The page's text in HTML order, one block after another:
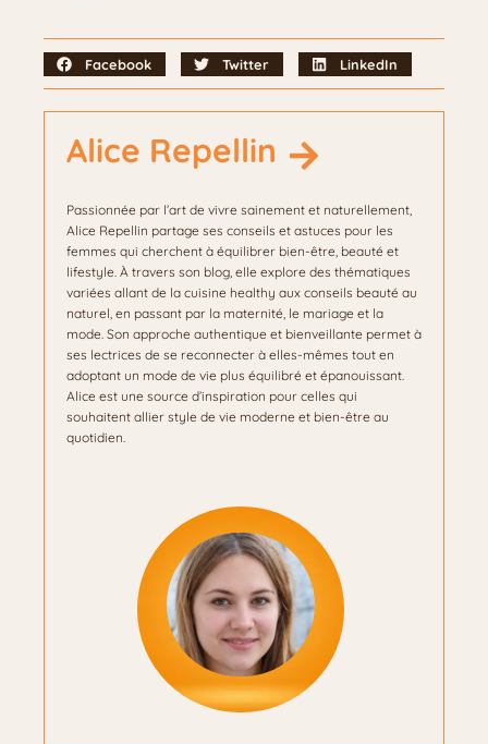
Facebook Twitter LinkedIn
Alice Repellin
Passionnée par l’art de vivre sainement et naturellement,
Alice Repellin partage ses conseils et astuces pour les
femmes qui cherchent à équilibrer bien-être, beauté et
lifestyle. À travers son blog, elle explore des thématiques
variées allant de la cuisine healthy aux conseils beauté au
naturel, en passant par la maternité, le mariage et la
mode. Son approche authentique et bienveillante permet à
ses lectrices de se reconnecter à elles-mêmes tout en
adoptant un mode de vie plus équilibré et épanouissant.
Alice est une source d’inspiration pour celles qui
souhaitent allier style de vie moderne et bien-être au
quotidien.